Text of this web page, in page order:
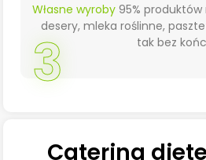
Własne wyroby 95%
desery, mleka roślinne,
tak bez
3
Catering